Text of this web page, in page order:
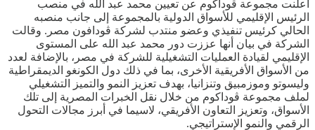
أعلنت مجموعة ڤوداكوم عن تعيين محمد عبد الله في منصب
الرئيس الإقليمي للأسواق الدولية بالمجموعة إلى جانب منصبه
الحالي كرئيس تنفيذي وعضو منتدب لشركة ڤودافون مصر. وقالت
الشركة في بيان أنها عززت دور محمد عبد الله على المستوى
الإقليمي لقيادة العمليات التشغيلية للشركة في مصر، بالإضافة لعدد
من الأسواق الأفريقية الأخرى، بما في ذلك دول الكونغو الديمقراطية
وليسوتو وموزمبيق وتنزانيا، بهدف تعزيز النمو والتميز التشغيلي
لملف مجموعة ڤوداكوم من خلال نقل الخبرات المصرية إلى تلك
الأسواق، وتعزيز التعاون الأفريقي، لاسيما في أبرز مجالات التحول
الرقمي والنمو الإستراتيجي.